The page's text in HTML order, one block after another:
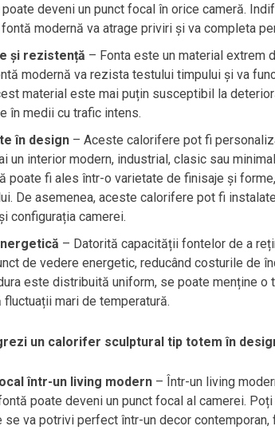
deveni un punct focal în orice cameră.
modernă va atrage priviri și va completa
și rezistență – Fonta este un material extrem
modernă va rezista testului timpului și va
material este mai puțin susceptibil la
în medii cu trafic intens.
în design– Aceste calorifere pot fi
un interior modern, industrial, clasic sau
poate fi ales într-o varietate de finisaje și
De asemenea, aceste calorifere pot fi
configurația camerei.
– Datorită capacității fontelor de a
de vedere energetic, reducând costurile de
este distribuită uniform, se poate menține o
mari de temperatură.
un calorifer sculptural tip totem în
într-un living modern– Într-un living
poate deveni un punct focal al camerei.
se va potrivi perfect într-un decor